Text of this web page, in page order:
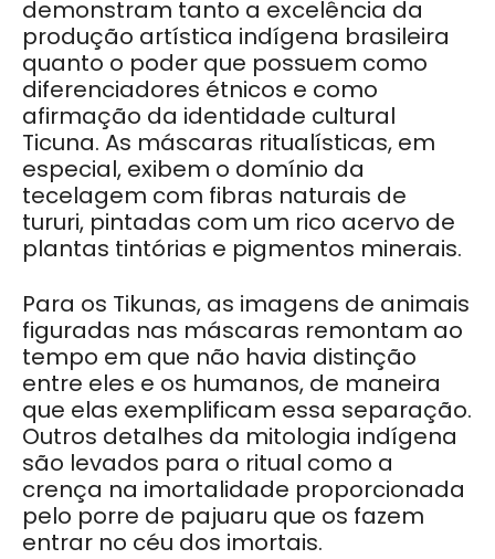
demonstram tanto a excelência da
produção artística indígena brasileira
quanto o poder que possuem como
diferenciadores étnicos e como
afirmação da identidade cultural
Ticuna. As máscaras ritualísticas, em
especial, exibem o domínio da
tecelagem com fibras naturais de
tururi, pintadas com um rico acervo de
plantas tintórias e pigmentos minerais.
Para os Tikunas, as imagens de animais
figuradas nas máscaras remontam ao
tempo em que não havia distinção
entre eles e os humanos, de maneira
que elas exemplificam essa separação.
Outros detalhes da mitologia indígena
são levados para o ritual como a
crença na imortalidade proporcionada
pelo porre de pajuaru que os fazem
entrar no céu dos imortais.